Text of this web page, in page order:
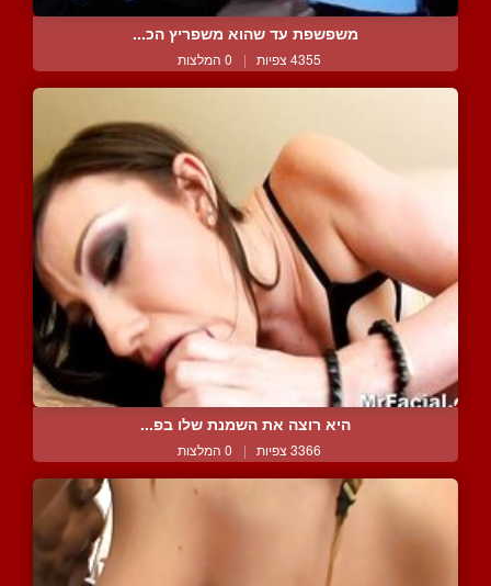
משפשפת עד שהוא משפריץ הכ...
4355 צפיות | 0 המלצות
היא רוצה את השמנת שלו בפ...
3366 צפיות | 0 המלצות